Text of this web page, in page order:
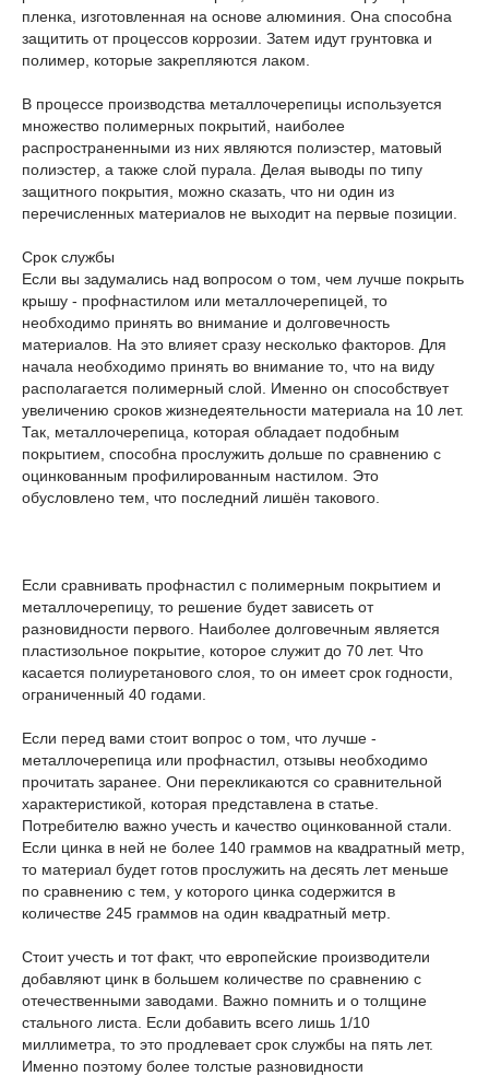
пленка, изготовленная на основе алюминия. Она способна
защитить от процессов коррозии. Затем идут грунтовка и
полимер, которые закрепляются лаком.
В процессе производства металлочерепицы используется
множество полимерных покрытий, наиболее
распространенными из них являются полиэстер, матовый
полиэстер, а также слой пурала. Делая выводы по типу
защитного покрытия, можно сказать, что ни один из
перечисленных материалов не выходит на первые позиции.
Срок службы
Если вы задумались над вопросом о том, чем лучше покрыть
крышу - профнастилом или металлочерепицей, то
необходимо принять во внимание и долговечность
материалов. На это влияет сразу несколько факторов. Для
начала необходимо принять во внимание то, что на виду
располагается полимерный слой. Именно он способствует
увеличению сроков жизнедеятельности материала на 10 лет.
Так, металлочерепица, которая обладает подобным
покрытием, способна прослужить дольше по сравнению с
оцинкованным профилированным настилом. Это
обусловлено тем, что последний лишён такового.
Если сравнивать профнастил с полимерным покрытием и
металлочерепицу, то решение будет зависеть от
разновидности первого. Наиболее долговечным является
пластизольное покрытие, которое служит до 70 лет. Что
касается полиуретанового слоя, то он имеет срок годности,
ограниченный 40 годами.
Если перед вами стоит вопрос о том, что лучше -
металлочерепица или профнастил, отзывы необходимо
прочитать заранее. Они перекликаются со сравнительной
характеристикой, которая представлена в статье.
Потребителю важно учесть и качество оцинкованной стали.
Если цинка в ней не более 140 граммов на квадратный метр,
то материал будет готов прослужить на десять лет меньше
по сравнению с тем, у которого цинка содержится в
количестве 245 граммов на один квадратный метр.
Стоит учесть и тот факт, что европейские производители
добавляют цинк в большем количестве по сравнению с
отечественными заводами. Важно помнить и о толщине
стального листа. Если добавить всего лишь 1/10
миллиметра, то это продлевает срок службы на пять лет.
Именно поэтому более толстые разновидности